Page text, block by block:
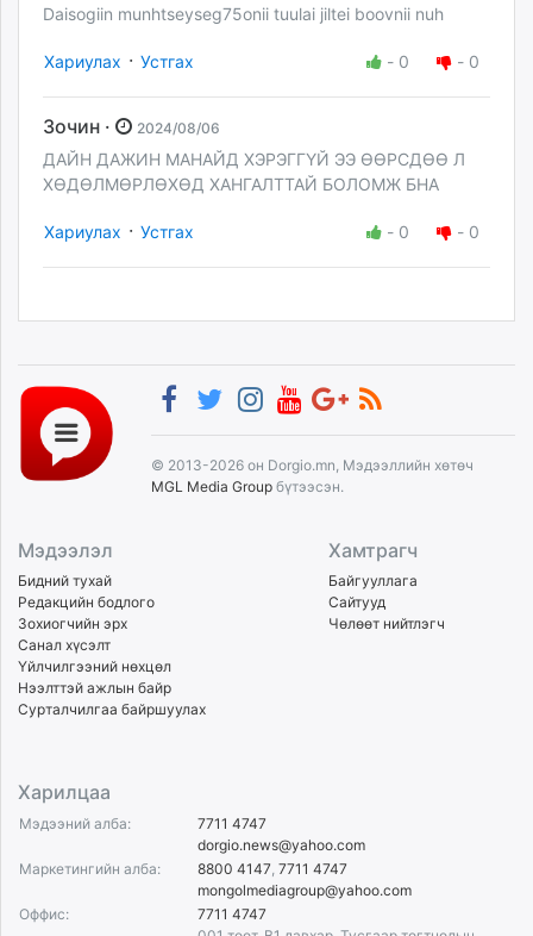
Daisogiin munhtseyseg75onii tuulai jiltei boovnii nuh
Хариулах · Устгах - 0 - 0
Зочин · 2024/08/06
ДАЙН ДАЖИН МАНАЙД ХЭРЭГГҮЙ ЭЭ ӨӨРСДӨӨ Л
ХӨДӨЛМӨРЛӨХӨД ХАНГАЛТТАЙ БОЛОМЖ БНА
Хариулах · Устгах - 0 - 0
© 2013-2026 он Dorgio.mn, Мэдээллийн хөтөч
MGL Media Group бүтээсэн.
Мэдээлэл
Бидний тухай
Редакцийн бодлого
Зохиогчийн эрх
Санал хүсэлт
Үйлчилгээний нөхцөл
Нээлттэй ажлын байр
Сурталчилгаа байршуулах
Хамтрагч
Байгууллага
Сайтууд
Чөлөөт нийтлэгч
Харилцаа
Мэдээний алба:
7711 4747
dorgio.news@yahoo.com
Маркетингийн алба:
8800 4147 7711 4747
mongolmediagroup@yahoo.com
Оффис:
7711 4747